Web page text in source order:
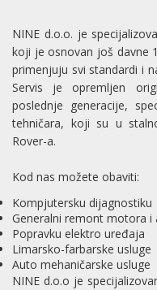
NINE d.o.o. je
koji je osnovan još davne
primenjuju svi standardi i
Servis je opremljen
poslednje generacije,
tehničara, koji su u
Rover-a.
Kod nas možete obaviti:
Kompjutersku dijagnostiku
Generalni remont motora i
Popravku elektro uređaja
Limarsko-farbarske usluge
Auto mehaničarske usluge
NINE d.o.o je